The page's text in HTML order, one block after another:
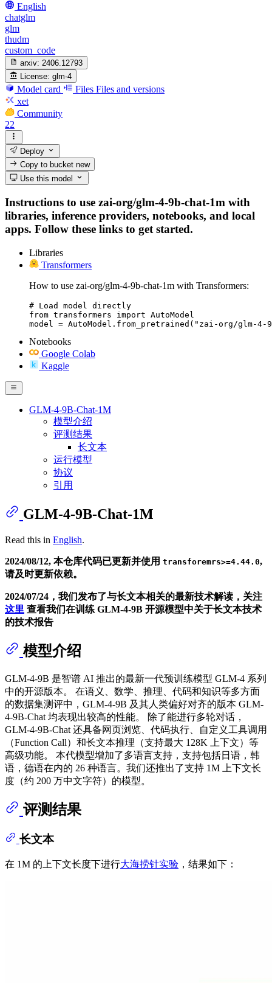
English
chatglm
glm
thudm
custom_code
arxiv: 2406.12793
License: glm-4
Model card Files Files and versions
xet
Community
22
Deploy
Copy to bucketnew
Use this model
Instructions to use zai-org/glm-4-9b-chat-1m with
libraries, inference providers, notebooks, and local
apps. Follow these links to get started.
Libraries
Transformers
How to use zai-org/glm-4-9b-chat-1m with Transformers:
# Load model directly
from transformers import AutoModel
model = AutoModel.from_pretrained("zai-org/glm-4-
Notebooks
Google Colab
Kaggle
GLM-4-9B-Chat-1M
模型介绍
评测结果
长文本
运行模型
协议
引用
GLM-4-9B-Chat-1M
Read this in English.
2024/08/12, 本仓库代码已更新并使用 transforemrs>=4.44.0,
请及时更新依赖。
2024/07/24，我们发布了与长文本相关的最新技术解读，关注
这里 查看我们在训练 GLM-4-9B 开源模型中关于长文本技术
的技术报告
模型介绍
GLM-4-9B 是智谱 AI 推出的最新一代预训练模型 GLM-4 系列
中的开源版本。 在语义、数学、推理、代码和知识等多方面
的数据集测评中，GLM-4-9B 及其人类偏好对齐的版本 GLM-
4-9B-Chat 均表现出较高的性能。 除了能进行多轮对话，
GLM-4-9B-Chat 还具备网页浏览、代码执行、自定义工具调用
（Function Call）和长文本推理（支持最大 128K 上下文）等
高级功能。 本代模型增加了多语言支持，支持包括日语，韩
语，德语在内的 26 种语言。我们还推出了支持 1M 上下文长
度（约 200 万中文字符）的模型。
评测结果
长文本
在 1M 的上下文长度下进行大海捞针实验 ，结果如下：